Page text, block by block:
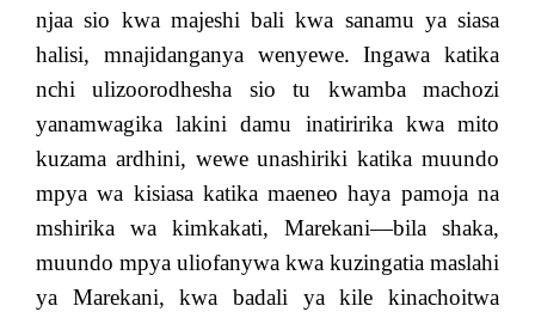
njaa sio kwa majeshi bali kwa sanamu ya siasa
halisi, mnajidanganya wenyewe. Ingawa katika
nchi ulizoorodhesha sio tu kwamba machozi
yanamwagika lakini damu inatiririka kwa mito
kuzama ardhini, wewe unashiriki katika muundo
mpya wa kisiasa katika maeneo haya pamoja na
mshirika wa kimkakati, Marekani—bila shaka,
muundo mpya uliofanywa kwa kuzingatia maslahi
ya Marekani, kwa badali ya kile kinachoitwa